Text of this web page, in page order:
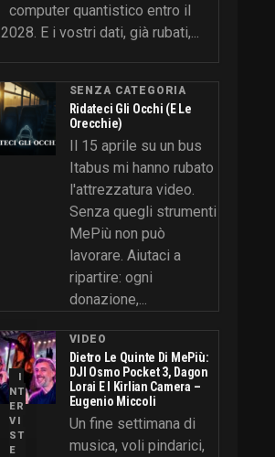
computer quantistico entro il
2028. E i vostri dati, già rubati,...
SENZA CATEGORIA
Ridateci Gli Occhi (e Le
Orecchie)
Il 15 aprile su un bus
Itabus mi hanno rubato
l'attrezzatura video.
Senza quegli strumenti
MePiù non può
lavorare. Aiutaci a
ripartire: ogni
donazione,...
VIDEO
Dietro Le Quinte Di MePiù:
DJI Osmo Pocket 3, Dagon
Lorai E I Kirlian Camera –
Eugenio Miccoli
Un fine settimana di
musica, voli pindarici,
I
NT
ER
VI
ST
E